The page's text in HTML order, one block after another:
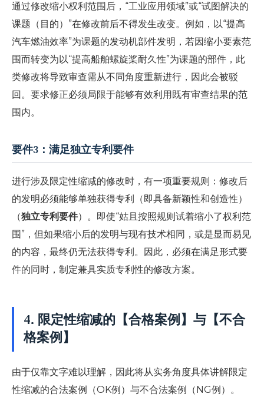
通过修改缩小权利范围后，“工业应用领域”或“试图解决的
课题（目的）”在修改前后不得发生改变。例如，以“提高
汽车燃油效率”为课题的发动机部件发明，若因缩小要素范
围而转变为以“提高船舶螺旋桨耐久性”为课题的部件，此
类修改将导致审查需从不同角度重新进行，因此会被驳
回。要求修正必须局限于能够有效利用既有审查结果的范
围内。
要件3：满足独立专利要件
进行涉及限定性缩减的修改时，有一项重要规则：修改后
的发明必须能够单独获得专利（即具备新颖性和创造性）
（独立专利要件）。即使“姑且按照规则试着缩小了权利范
围”，但如果缩小后的发明与现有技术相同，或是显而易见
的内容，最终仍无法获得专利。因此，必须在满足形式要
件的同时，制定兼具实质专利性的修改方案。
4. 限定性缩减的【合格案例】与【不合
格案例】
由于仅靠文字难以理解，因此将从实务角度具体讲解限定
性缩减的合法案例（OK例）与不合法案例（NG例）。